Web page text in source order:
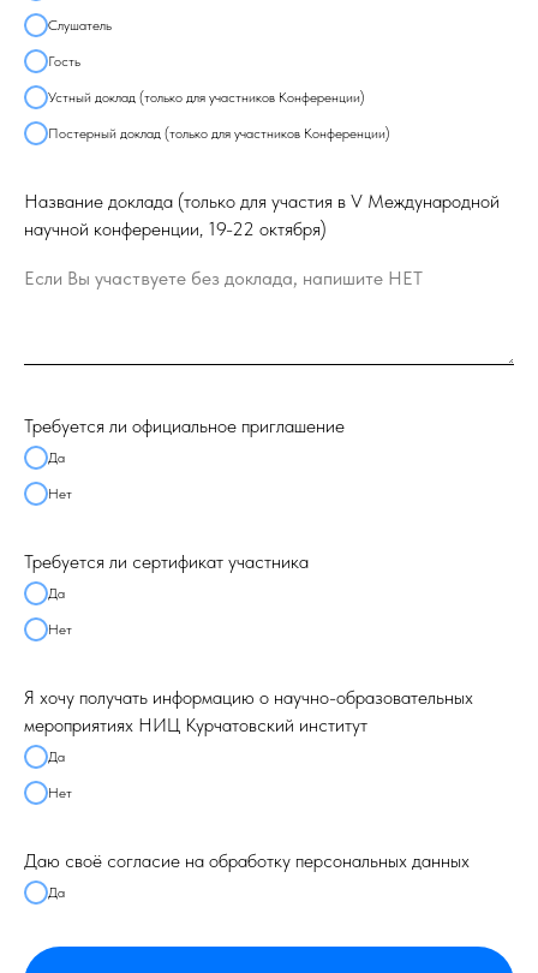
Слушатель
Гость
Устный доклад (только для участников Конференции)
Постерный доклад (только для участников Конференции)
Название доклада (только для участия в V Международной
научной конференции, 19-22 октября)
Если Вы участвуете без доклада, напишите НЕТ
Требуется ли официальное приглашение
Да
Нет
Требуется ли сертификат участника
Да
Нет
Я хочу получать информацию о научно-образовательных
мероприятиях НИЦ Курчатовский институт
Да
Нет
Даю своё согласие на обработку персональных данных
Да